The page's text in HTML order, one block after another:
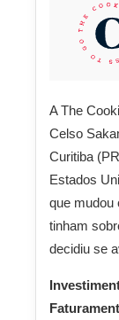
A The
Celso
Curitiba
Estados
que mudou
tinham
decidiu se